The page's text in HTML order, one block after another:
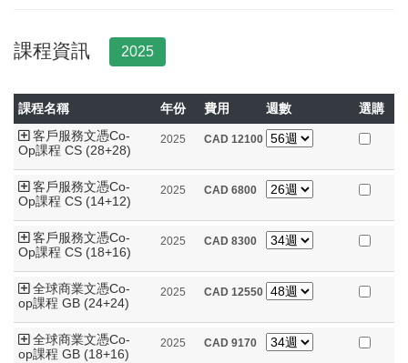
課程資訊 2025
課程名稱 年份 費用 週數
選購
客戶服務文憑Co-
Op課程 CS (28+28)
2025 CAD 12100
客戶服務文憑Co-
Op課程 CS (14+12)
2025 CAD 6800
客戶服務文憑Co-
Op課程 CS (18+16)
2025 CAD 8300
全球商業文憑Co-
op課程 GB (24+24)
2025 CAD 12550
全球商業文憑Co-
op課程 GB (18+16)
2025 CAD 9170